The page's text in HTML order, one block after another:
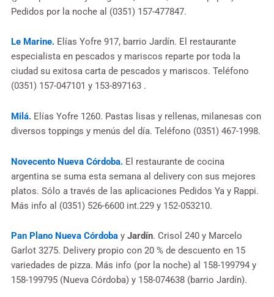
Pedidos por la noche al (0351) 157-477847.
Le Marine. Elías Yofre 917, barrio Jardín. El restaurante
especialista en pescados y mariscos reparte por toda la
ciudad su exitosa carta de pescados y mariscos. Teléfono
(0351) 157-047101 y 153-897163 .
Milá. Elías Yofre 1260. Pastas lisas y rellenas, milanesas con
diversos toppings y menús del día. Teléfono (0351) 467-1998.
Novecento Nueva Córdoba. El restaurante de cocina
argentina se suma esta semana al delivery con sus mejores
platos. Sólo a través de las aplicaciones Pedidos Ya y Rappi.
Más info al (0351) 526-6600 int.229 y 152-053210.
Pan Plano Nueva Córdoba y Jardín. Crisol 240 y Marcelo
Garlot 3275. Delivery propio con 20 % de descuento en 15
variedades de pizza. Más info (por la noche) al 158-199794 y
158-199795 (Nueva Córdoba) y 158-074638 (barrio Jardín).